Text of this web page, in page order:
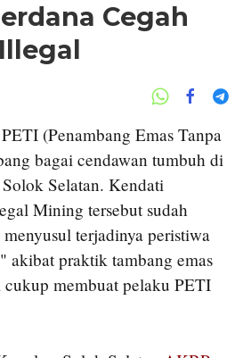
Cegah
(Penambang Emas Tanpa
bagai cendawan tumbuh di
Selatan. Kendati
Mining tersebut sudah
terjadinya peristiwa
akibat praktik tambang emas
membuat pelaku PETI